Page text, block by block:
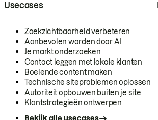
Usecases
Zoekzichtbaarheid verbeteren
Aanbevolen worden door AI
Je markt onderzoeken
Contact leggen met lokale klanten
Boeiende content maken
Technische siteproblemen oplossen
Autoriteit opbouwen buiten je site
Klantstrategieën ontwerpen